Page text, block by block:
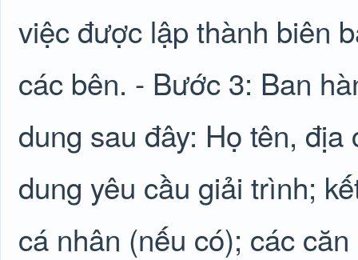
việc được lập thành biên
các bên. - Bước 3: Ban
dung sau đây: Họ tên,
dung yêu cầu giải trình;
cá nhân (nếu có); các